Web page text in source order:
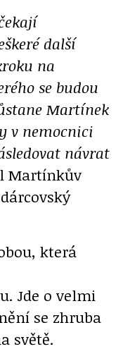
další
na
se budou
Martínek
v nemocnici
návrat
Martínkův
která
Jde o velmi
se zhruba
světě.